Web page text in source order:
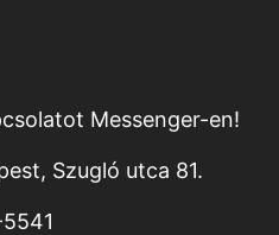
Messenger-en!
Szugló utca 81.